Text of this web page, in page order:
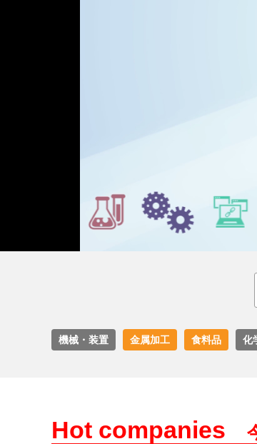
18.02%
機械・装置 金属加工 食料品 化
Hot companies